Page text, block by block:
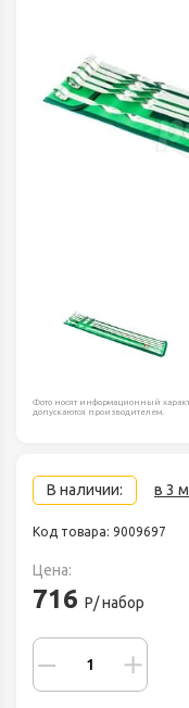
Фото носят информационный
допускаются производителем.
В наличии: в 3
Код товара: 9009697
Цена:
716 Р/ набор